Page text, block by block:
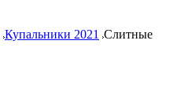
Купальники 2021 Слитные